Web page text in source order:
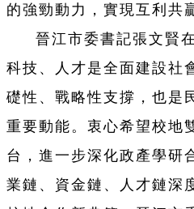
的強勁動力，實現互利共
晉江市委書記張文賢
科技、人才是全面建設社
礎性、戰略性支撐，也是
重要動能。衷心希望校地
台，進一步深化政產學研
業鏈、資金鏈、人才鏈深